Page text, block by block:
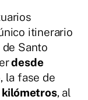
itinerario
Santo
desde
la fase de
, al